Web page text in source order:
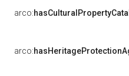
arco:
arco: